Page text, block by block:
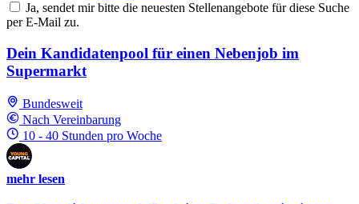
Ja, sendet mir bitte die neuesten Stellenangebote für diese Suche
per E-Mail zu.
Dein Kandidatenpool für einen Nebenjob im
Supermarkt
Bundesweit
Nach Vereinbarung
10 - 40 Stunden pro Woche
mehr lesen